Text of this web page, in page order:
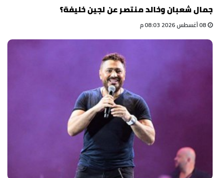
جمال شعبان وخالد منتصر عن لجين خليفة؟